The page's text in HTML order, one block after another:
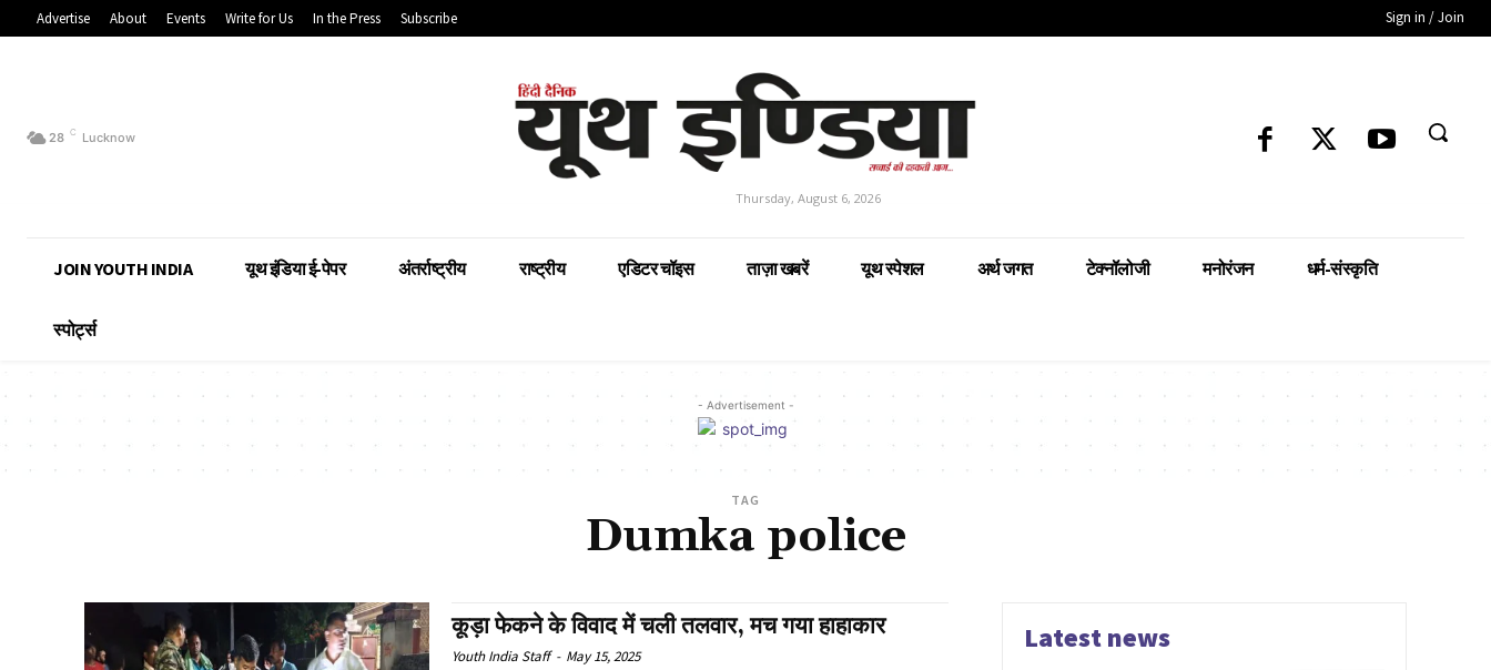
Advertise About Events Write for Us In the Press Subscribe Sign in / Join
28 C Lucknow
Thursday, August 6, 2026
JOIN YOUTH INDIA यूथ इंडिया ई-पेपर अंतर्राष्ट्रीय राष्ट्रीय एडिटर चॉइस ताज़ा खबरें यूथ स्पेशल अर्थ जगत टेक्नॉलोजी मनोरंजन धर्म-संस्कृति
स्पोर्ट्स
- Advertisement -
TAG
Dumka police
कूड़ा फेकने के विवाद में चली तलवार, मच गया हाहाकार
Youth India Staff - May 15, 2025
Latest news